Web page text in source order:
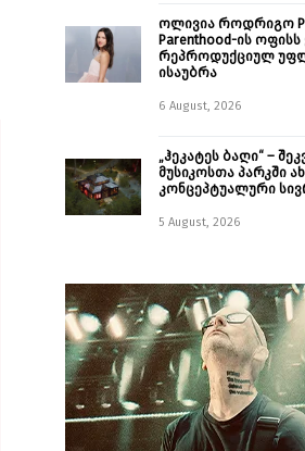
ოლივია როდრიგო
Parenthood-ის ოფისს
რეპროდუქციულ
ისაუბრა
6 August, 2026
„ჰეკატეს ბაღი“ –
მუსიკოსთა პარკში
კონცეპტუალური
5 August, 2026